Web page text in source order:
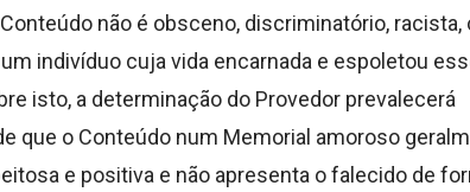
não é obsceno, discriminatório,
indivíduo cuja vida encarnada e espoletou
isto, a determinação do Provedor prevalecerá
que o Conteúdo num Memorial amoroso
e positiva e não apresenta o falecido de